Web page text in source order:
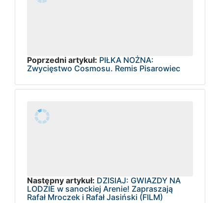
Poprzedni artykuł: PIŁKA NOŻNA:
Zwycięstwo Cosmosu. Remis Pisarowiec
Następny artykuł: DZISIAJ: GWIAZDY NA
LODZIE w sanockiej Arenie! Zapraszają
Rafał Mroczek i Rafał Jasiński (FILM)